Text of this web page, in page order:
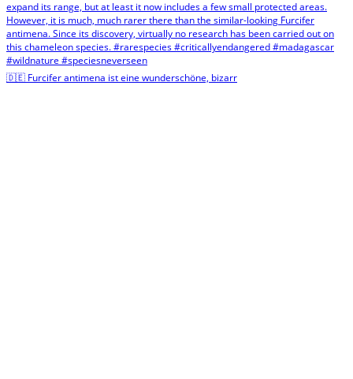
🇩🇪 Furcifer antimena ist eine wunderschöne, bizarr